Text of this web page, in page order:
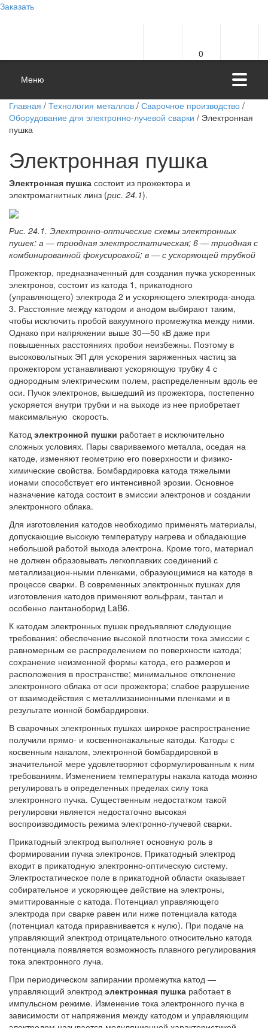
Заказать
0
Меню
Главная / Технология металлов / Сварочное производство /
Оборудование для электронно-лучевой сварки / Электронная
пушка
Электронная пушка
Электронная пушка состоит из прожектора и
электромагнитных линз (рис. 24.1).
Рис. 24.1. Электронно-оптические схемы электронных
пушек: а — триодная электростатическая; 6 — триодная с
комбинированной фокусировкой; в — с ускоряющей трубкой
Прожектор, предназначенный для создания пучка ускоренных
электронов, состоит из катода 1, прикатодного
(управляющего) электрода 2 и ускоряющего электрода-анода
3. Расстояние между катодом и анодом выбирают таким,
чтобы исключить пробой вакуумного промежутка между ними.
Однако при напряжении выше 30—50 кВ даже при
повышенных расстояниях пробои неизбежны. Поэтому в
высоковольтных ЭП для ускорения заряженных частиц за
прожектором устанавливают ускоряющую трубку 4 с
однородным электрическим полем, распределенным вдоль ее
оси. Пучок электронов, вышедший из прожектора, постепенно
ускоряется внутри трубки и на выходе из нее приобретает
максимальную скорость.
Катод электронной пушки работает в исключительно
сложных условиях. Пары свариваемого металла, оседая на
катоде, изменяют геометрию его поверхности и физико-
химические свойства. Бомбардировка катода тяжелыми
ионами способствует его интенсивной эрозии. Основное
назначение катода состоит в эмиссии электронов и создании
электронного облака.
Для изготовления катодов необходимо применять материалы,
допускающие высокую температуру нагрева и обладающие
небольшой работой выхода электрона. Кроме того, материал
не должен образовывать легкоплавких соединений с
металлизацион-ными пленками, образующимися на катоде в
процессе сварки. В современных электронных пушках для
изготовления катодов применяют вольфрам, тантал и
особенно лантаноборид LaB6.
К катодам электронных пушек предъявляют следующие
требования: обеспечение высокой плотности тока эмиссии с
равномерным ее распределением по поверхности катода;
сохранение неизменной формы катода, его размеров и
расположения в пространстве; минимальное отклонение
электронного облака от оси прожектора; слабое разрушение
от взаимодействия с металлизанионными пленками и в
результате ионной бомбардировки.
В сварочных электронных пушках широкое распространение
получили прямо- и косвеннонакальные катоды. Катоды с
косвенным накалом, электронной бомбардировкой в
значительной мере удовлетворяют сформулированным к ним
требованиям. Изменением температуры накала катода можно
регулировать в определенных пределах силу тока
электронного пучка. Существенным недостатком такой
регулировки является недостаточно высокая
воспроизводимость режима электронно-лучевой сварки.
Прикатодный электрод выполняет основную роль в
формировании пучка электронов. Прикатодный электрод
входит в прикатодную электронно-оптическую систему.
Электростатическое поле в прикатодной области оказывает
собирательное и ускоряющее действие на электроны,
эмиттированные с катода. Потенциал управляющего
электрода при сварке равен или ниже потенциала катода
(потенциал катода приравнивается к нулю). При подаче на
управляющий электрод отрицательного относительно катода
потенциала появляется возможность плавного регулирования
тока электронного луча.
При периодическом запирании промежутка катод —
управляющий электрод электронная пушка работает в
импульсном режиме. Изменение тока электронного пучка в
зависимости от напряжения между катодом и управляющим